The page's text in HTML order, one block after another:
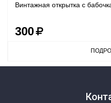
Винтажная открытка с
300